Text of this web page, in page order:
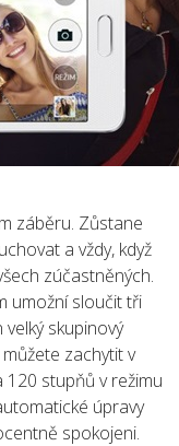
záběru. Zůstane
a vždy, když
zúčastněných.
umožní sloučit tři
skupinový
zachytit v
120 stupňů v režimu
úpravy
spokojeni.